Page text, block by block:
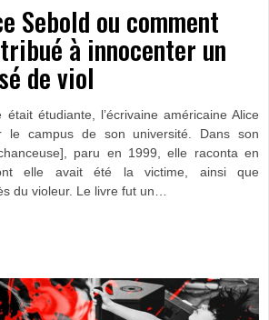
OU
COMMENT
NETFLIX
A
CONTRIBUÉ
HOMME
ACCUSÉ
DE
VIOL
Sebold ou comment
à innocenter un
de viol
était étudiante, l’écrivaine américaine Alice
le campus de son université. Dans son
paru en 1999, elle raconta en
elle avait été la victime, ainsi que
du violeur. Le livre fut un…